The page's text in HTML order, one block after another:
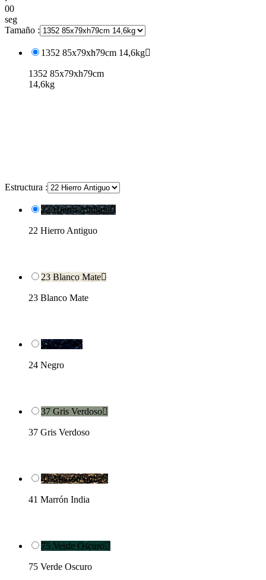
00
seg
Tamaño :
1352 85x79xh79cm 14,6kg
1352 85x79xh79cm
14,6kg
Estructura :
22 Hierro Antiguo
22 Hierro Antiguo
23 Blanco Mate
23 Blanco Mate
24 Negro
24 Negro
37 Gris Verdoso
37 Gris Verdoso
41 Marrón India
41 Marrón India
75 Verde Oscuro
75 Verde Oscuro